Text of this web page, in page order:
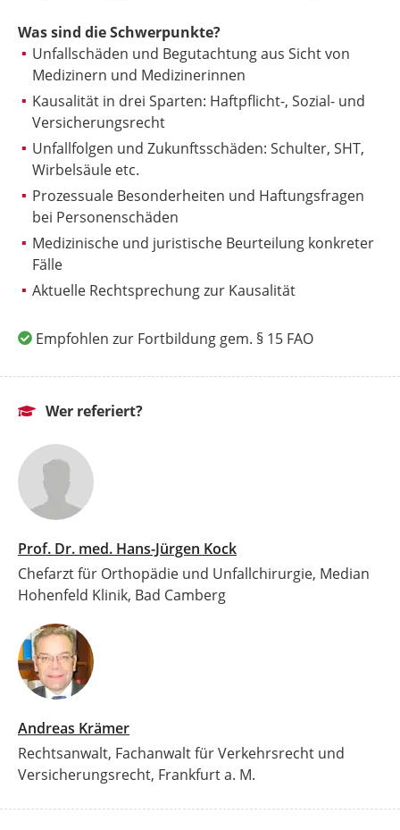
Was sind die Schwerpunkte?
Unfallschäden und Begutachtung aus Sicht von
Medizinern und Medizinerinnen
Kausalität in drei Sparten: Haftpflicht-, Sozial- und
Versicherungsrecht
Unfallfolgen und Zukunftsschäden: Schulter, SHT,
Wirbelsäule etc.
Prozessuale Besonderheiten und Haftungsfragen
bei Personenschäden
Medizinische und juristische Beurteilung konkreter
Fälle
Aktuelle Rechtsprechung zur Kausalität
Empfohlen zur Fortbildung gem. § 15 FAO
Wer referiert?
Prof. Dr. med. Hans-Jürgen Kock
Chefarzt für Orthopädie und Unfallchirurgie, Median
Hohenfeld Klinik, Bad Camberg
Andreas Krämer
Rechtsanwalt, Fachanwalt für Verkehrsrecht und
Versicherungsrecht, Frankfurt a. M.